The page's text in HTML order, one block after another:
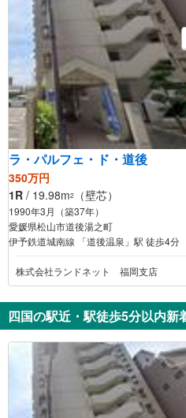
ライオン
590万円
1SLDK
徳島県徳島
7 アルファ
1,980万円
3LDK
徳島県徳島
7
1,080万円
徳島県徳島
7 サーパス
3LDK
徳島県徳島
サーパス
ラ・パルフェ・ド・道後
350万円
1R / 19.98m2 （壁芯）
1990年3月（築37年）
愛媛県松山市道後湯之町
伊予鉄道城南線 「道後温泉」駅 徒歩4分
株式会社ランドネット 福岡支店
四国の駅近・駅徒歩5分以内新